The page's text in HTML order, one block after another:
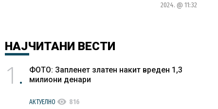
2024. @ 11:32
НАЈЧИТАНИ ВЕСТИ
1
ФОТО: Запленет златен накит вреден 1,3
милиони денари
АКТУЕЛНО visibility 816